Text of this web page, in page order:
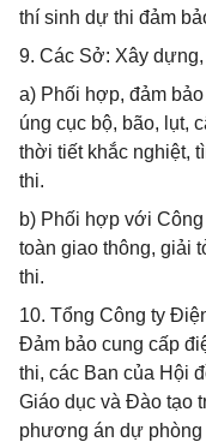
thí sinh dự thi đảm
9. Các Sở: Xây
a) Phối hợp, đảm
úng cục bộ, bão, lụt,
thời tiết khắc nghiệt,
thi.
b) Phối hợp với
toàn giao thông, giải
thi.
10. Tổng Công ty
Đảm bảo cung cấp
thi, các Ban của Hội
Giáo dục và Đào tạo
phương án dự